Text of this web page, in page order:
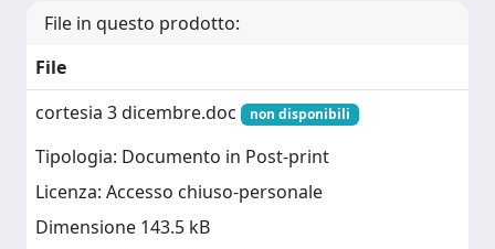
File in questo prodotto:
File
cortesia 3 dicembre.doc
non disponibili
Tipologia: Documento in Post-print
Licenza: Accesso chiuso-personale
Dimensione 143.5 kB